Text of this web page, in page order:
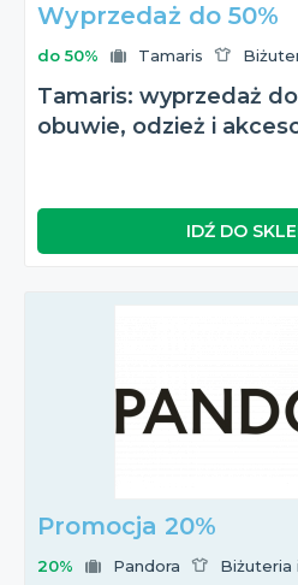
Wyprzedaż do 50%
do 50% Tamaris
Tamaris: wyprzedaż
obuwie, odzież i
IDŹ DO
Promocja 20%
20% Pandora Biżuteria